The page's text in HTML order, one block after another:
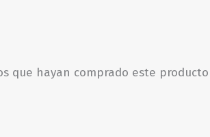
que hayan comprado este